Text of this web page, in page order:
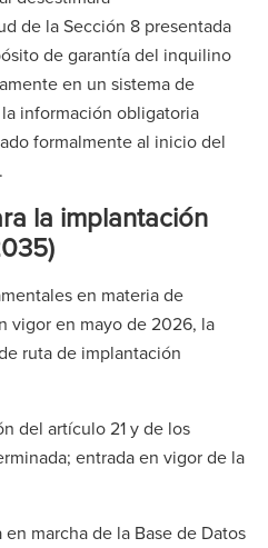
de la Sección 8 presentada
de garantía del inquilino
en un sistema de
información obligatoria
formalmente al inicio del
la implantación
en materia de
vigor en mayo de 2026, la
ruta de implantación
del artículo 21 y de los
entrada en vigor de la
marcha de la Base de Datos